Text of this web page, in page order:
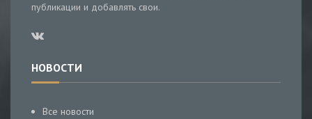
публикации и добавлять свои.
НОВОСТИ
Все новости